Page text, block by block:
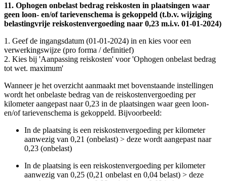
11. Ophogen onbelast bedrag reiskosten in plaatsingen waar
geen loon- en/of tarievenschema is gekoppeld (t.b.v. wijziging
belastingvrije reiskostenvergoeding naar 0,23 m.i.v. 01-01-2024)
1. Geef de ingangsdatum (01-01-2024) in en kies voor een
verwerkingswijze (pro forma / definitief)
2. Kies bij 'Aanpassing reiskosten' voor 'Ophogen onbelast bedrag
tot wet. maximum'
Wanneer je het overzicht aanmaakt met bovenstaande instellingen
wordt het onbelaste bedrag van de reiskostenvergoeding per
kilometer aangepast naar 0,23 in de plaatsingen waar geen loon-
en/of tarievenschema is gekoppeld. Bijvoorbeeld:
In de plaatsing is een reiskostenvergoeding per kilometer
aanwezig van 0,21 (onbelast) > deze wordt aangepast naar
0,23 (onbelast)
In de plaatsing is een reiskostenvergoeding per kilometer
aanwezig van 0,25 (0,21 onbelast en 0,04 belast) > deze